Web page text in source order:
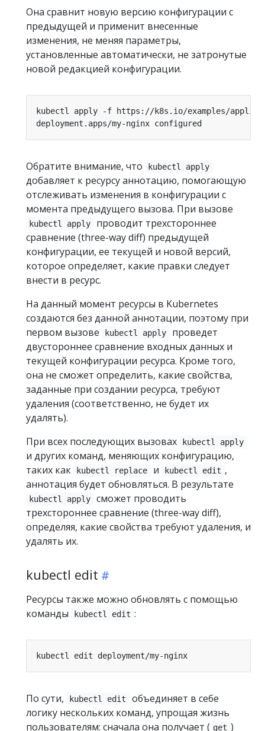
Она сравнит новую версию конфигурации с
предыдущей и применит внесенные
изменения, не меняя параметры,
установленные автоматически, не затронутые
новой редакцией конфигурации.
Обратите внимание, что kubectl apply
добавляет к ресурсу аннотацию, помогающую
отслеживать изменения в конфигурации с
момента предыдущего вызова. При вызове
kubectl apply
проводит трехстороннее
сравнение (three-way diff) предыдущей
конфигурации, ее текущей и новой версий,
которое определяет, какие правки следует
внести в ресурс.
На данный момент ресурсы в Kubernetes
создаются без данной аннотации, поэтому при
первом вызове
kubectl apply
проведет
двустороннее сравнение входных данных и
текущей конфигурации ресурса. Кроме того,
она не cможет определить, какие свойства,
заданные при создании ресурса, требуют
удаления (соответственно, не будет их
удалять).
При всех последующих вызовах
kubectl apply
и других команд, меняющих конфигурацию,
таких как
kubectl replace и kubectl edit ,
аннотация будет обновляться. В результате
kubectl apply
сможет проводить
трехстороннее сравнение (three-way diff),
определяя, какие свойства требуют удаления, и
удалять их.
kubectl edit
Ресурсы также можно обновлять с помощью
команды
kubectl edit :
По сути, kubectl edit
объединяет в себе
логику нескольких команд, упрощая жизнь
пользователям: сначала она получает ( get )